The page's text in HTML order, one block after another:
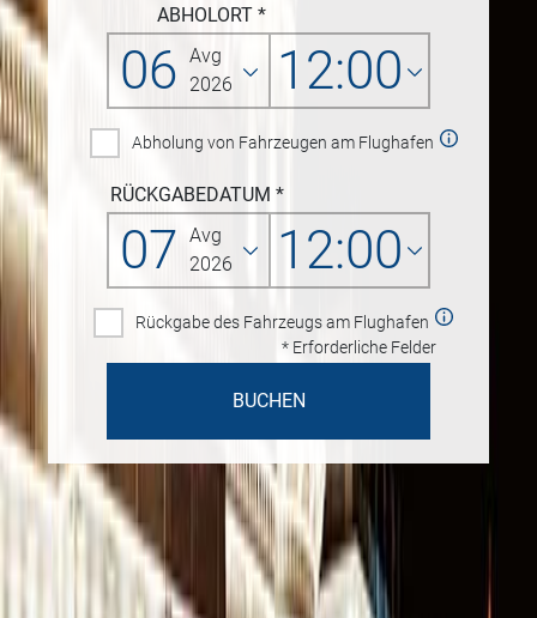
ABHOLORT *
06 Avg
2026
12:00
Abholung von Fahrzeugen am Flughafen
RÜCKGABEDATUM *
07 Avg
2026
12:00
Rückgabe des Fahrzeugs am Flughafen
* Erforderliche Felder
BUCHEN